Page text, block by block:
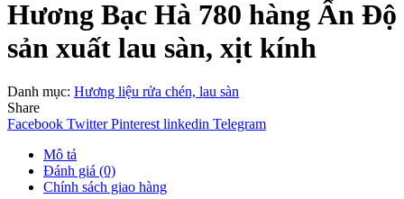
Hương Bạc Hà 780 hàng Ấn Độ
sản xuất lau sàn, xịt kính
Danh mục: Hương liệu rửa chén, lau sàn
Share
Facebook Twitter Pinterest linkedin Telegram
Mô tả
Đánh giá (0)
Chính sách giao hàng